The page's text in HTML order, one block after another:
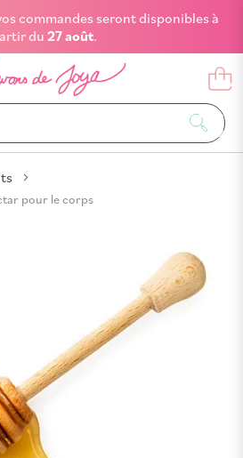
commandes seront disponibles à
du27 août.
pour le corps